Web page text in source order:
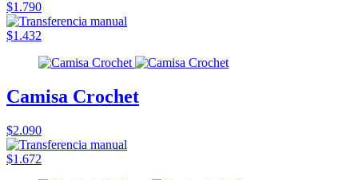
$1.790
$1.432
Camisa Crochet
$2.090
$1.672